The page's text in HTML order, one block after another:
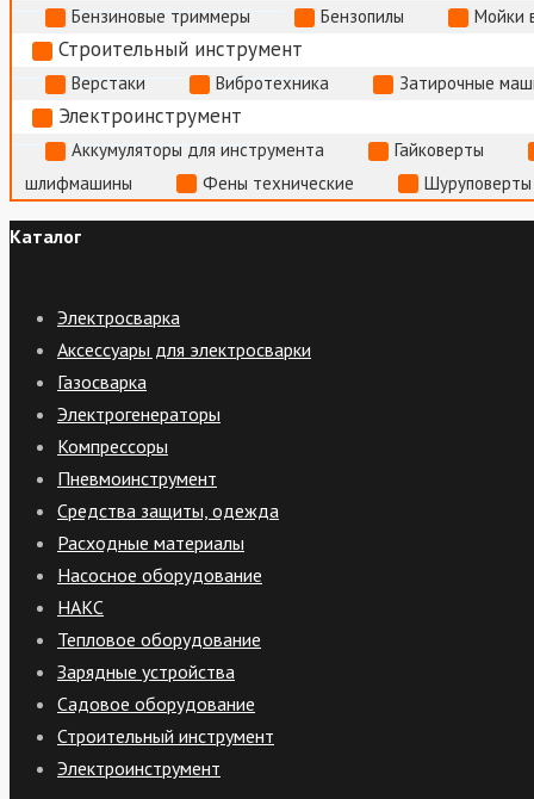
Бензиновые триммеры Бензопилы Мойки
Строительный инструмент
Верстаки Вибротехника Затирочные
Электроинструмент
Аккумуляторы для инструмента
Гайковерты
шлифмашины
Фены технические
Каталог
Электросварка
Аксессуары для электросварки
Газосварка
Электрогенераторы
Компрессоры
Пневмоинструмент
Средства защиты, одежда
Расходные материалы
Насосное оборудование
НАКС
Тепловое оборудование
Зарядные устройства
Садовое оборудование
Строительный инструмент
Электроинструмент